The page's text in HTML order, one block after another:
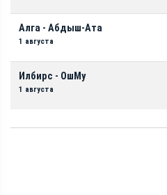
Алга - Абдыш-Ата
1 августа
Илбирс - ОшМу
1 августа